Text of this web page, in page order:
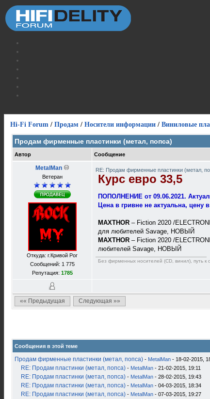
Hi-Fi Forum / Продам / Носители информации / Виниловые
Продам фирменные пластинки (метал, попса)
Автор Сообщение
MetalMan
Ветеран
Откуда: г.Кривой Рог
Сообщений: 1 775
Репутация: 1785
RE: Продам фирменные пластинки (метал,
Курс евро 33,5
ПОПОЛНЕНИЕ от 09.06.2021.
Цена в гривне не актуальна,
MAXTHOR – Fiction 2020 /
для любителей Savage, НОВЫЙ
MAXTHOR – Fiction 2020 /
любителей Savage, НОВЫЙ
Без фирменных носителей (CD, винил), путь к
«« Предыдущая
Следующая »»
Сообщения в этой теме
Продам фирменные пластинки (метал, попса) - MetalMan - 18-02-2015,
RE: Продам пластинки (метал, попса) - MetalMan - 21-02-2015, 19:11
RE: Продам пластинки (метал, попса) - MetalMan - 28-02-2015, 19:43
RE: Продам пластинки (метал, попса) - MetalMan - 04-03-2015, 18:34
RE: Продам пластинки (метал, попса) - MetalMan - 07-03-2015, 19:27